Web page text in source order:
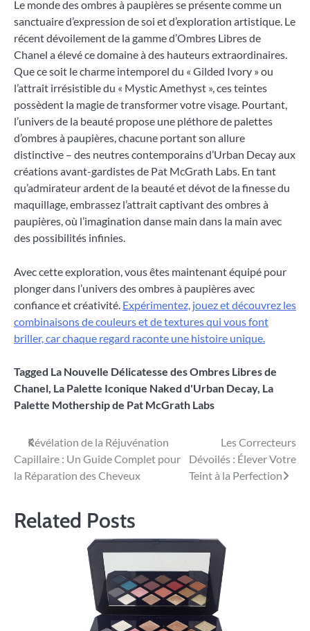
Le monde des ombres à paupières se présente comme un
sanctuaire d’expression de soi et d’exploration artistique. Le
récent dévoilement de la gamme d’Ombres Libres de
Chanel a élevé ce domaine à des hauteurs extraordinaires.
Que ce soit le charme intemporel du « Gilded Ivory » ou
l’attrait irrésistible du « Mystic Amethyst », ces teintes
possèdent la magie de transformer votre visage. Pourtant,
l’univers de la beauté propose une pléthore de palettes
d’ombres à paupières, chacune portant son allure
distinctive – des neutres contemporains d’Urban Decay aux
créations avant-gardistes de Pat McGrath Labs. En tant
qu’admirateur ardent de la beauté et dévot de la finesse du
maquillage, embrassez l’attrait captivant des ombres à
paupières, où l’imagination danse main dans la main avec
des possibilités infinies.
Avec cette exploration, vous êtes maintenant équipé pour
plonger dans l’univers des ombres à paupières avec
confiance et créativité. Expérimentez, jouez et découvrez les
combinaisons de couleurs et de textures qui vous font
briller, car chaque regard raconte une histoire unique.
Tagged La Nouvelle Délicatesse des Ombres Libres de
Chanel La Palette Iconique Naked d'Urban Decay, La
Palette Mothership de Pat McGrath Labs
Navigation
de
Révélation de la Réjuvénation
Capillaire : Un Guide Complet pour
la Réparation des Cheveux
Les Correcteurs
Dévoilés : Élever Votre
Teint à la Perfection
Related Posts